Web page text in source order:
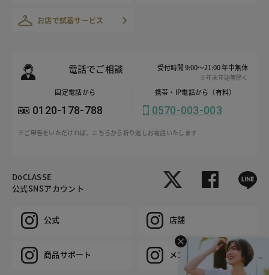
お店で試着サービス
電話でご相談 受付時間 9:00～21:00 年中無休
※年末年始等除く
固定電話から
0120-178-788
携帯・IP電話から（有料）
0570-003-003
※ご申告をいただければ、こちらから折り返しお電話いたします
DoCLASSE
公式SNSアカウント
公式 店舗
商品サポート メンズ